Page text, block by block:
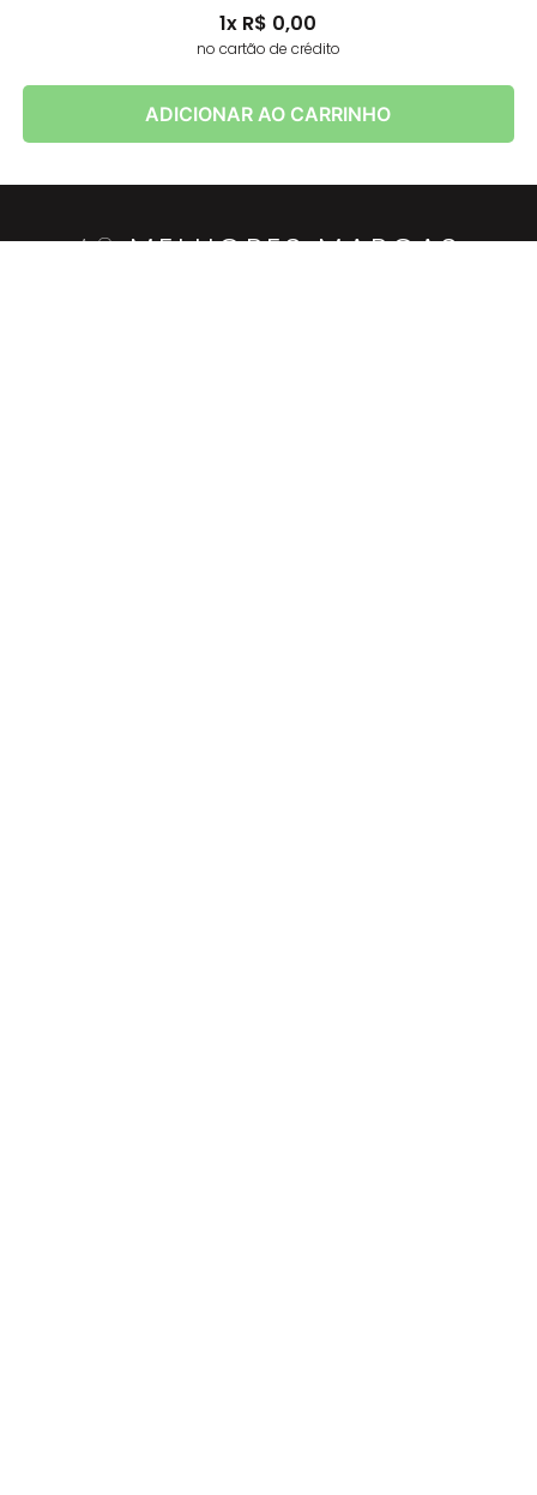
1x R$ 0,00
no cartão de crédito
ADICIONAR AO CARRINHO
ASMELHORES MARCAS